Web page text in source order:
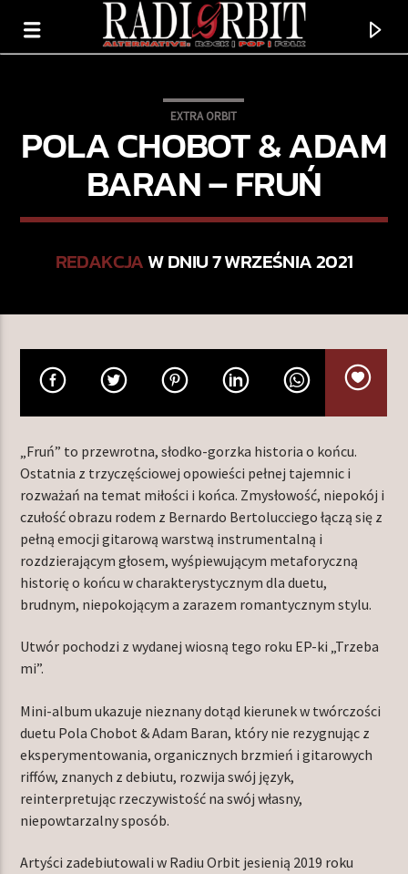
ROSES/LOTUS/VIOLET/IRIS
HAYLEY WILLIAMS
TERAZ W RAMÓWCE
LIGHT ORBIT
06:00 12:00
NASTĘPNIE W RAMÓWCE
EXTRA ORBIT
Radio Orbit
EXTRA ORBIT
POLA CHOBOT & ADAM
BARAN – FRUŃ
REDAKCJAW DNIU 7 WRZEŚNIA 2021
„Fruń” to przewrotna, słodko-gorzka historia o końcu.
Ostatnia z trzyczęściowej opowieści pełnej tajemnic i
rozważań na temat miłości i końca. Zmysłowość, niepokój i
czułość obrazu rodem z Bernardo Bertolucciego łączą się z
pełną emocji gitarową warstwą instrumentalną i
rozdzierającym głosem, wyśpiewującym metaforyczną
historię o końcu w charakterystycznym dla duetu,
brudnym, niepokojącym a zarazem romantycznym stylu.
Utwór pochodzi z wydanej wiosną tego roku EP-ki „Trzeba
mi”.
Mini-album ukazuje nieznany dotąd kierunek w twórczości
duetu Pola Chobot & Adam Baran, który nie rezygnując z
eksperymentowania, organicznych brzmień i gitarowych
riffów, znanych z debiutu, rozwija swój język,
reinterpretując rzeczywistość na swój własny,
niepowtarzalny sposób.
Artyści zadebiutowali w Radiu Orbit jesienią 2019 roku